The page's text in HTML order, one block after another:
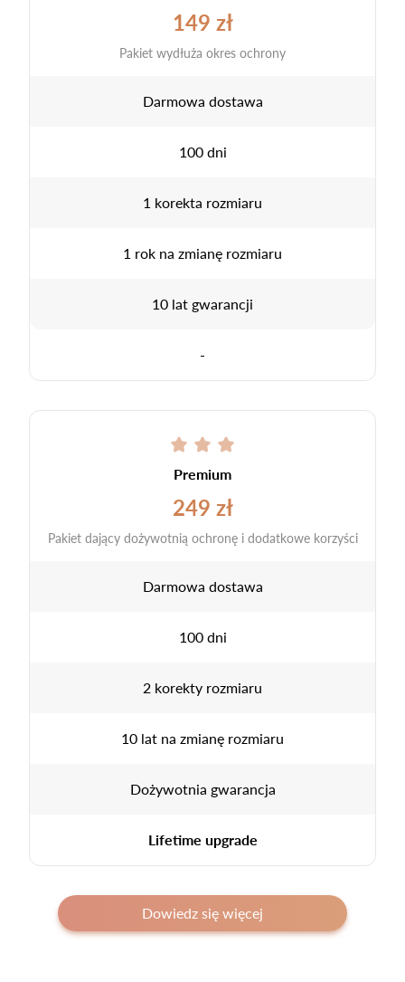
149 zł
Pakiet wydłuża okres ochrony
Darmowa dostawa
100 dni
1 korekta rozmiaru
1 rok na zmianę rozmiaru
10 lat gwarancji
-
Premium
249 zł
Pakiet dający dożywotnią ochronę i dodatkowe korzyści
Darmowa dostawa
100 dni
2 korekty rozmiaru
10 lat na zmianę rozmiaru
Dożywotnia gwarancja
Lifetime upgrade
Dowiedz się więcej